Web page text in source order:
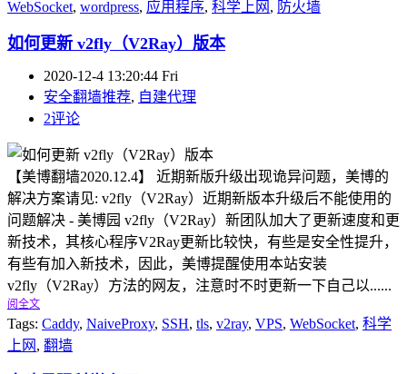
WebSocket, wordpress, 应用程序, 科学上网 , 防火墙
如何更新 v2fly（V2Ray）版本
2020-12-4 13:20:44 Fri
安全翻墙推荐, 自建代理
2评论
【美博翻墙2020.12.4】 近期新版升级出现诡异问题，美博的
解决方案请见: v2fly（V2Ray）近期新版本升级后不能使用的
问题解决 - 美博园 v2fly（V2Ray）新团队加大了更新速度和更
新技术，其核心程序V2Ray更新比较快，有些是安全性提升，
有些有加入新技术，因此，美博提醒使用本站安装
v2fly（V2Ray）方法的网友，注意时不时更新一下自己以......
阅全文
Tags: Caddy, NaiveProxy, SSH, tls, v2ray, VPS, WebSocket, 科学
上网 , 翻墙